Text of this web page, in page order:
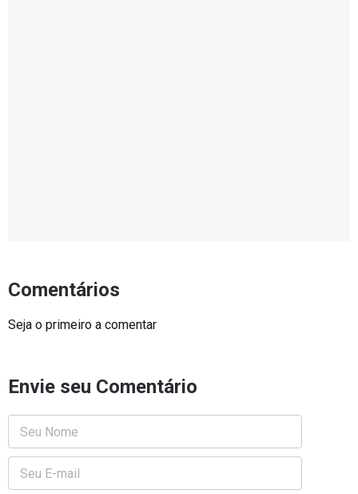
Comentários
Seja o primeiro a comentar
Envie seu Comentário